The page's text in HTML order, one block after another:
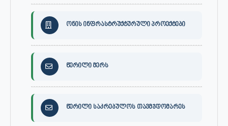
ონის ინფრასტრუქტურული პროექტები
წერილი მერს
წერილი საკრებულოს თავმჯდომარეს